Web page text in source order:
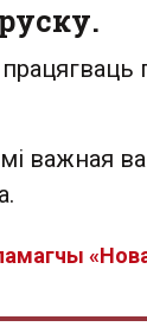
важная